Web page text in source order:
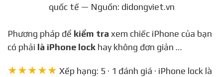
quốc tế — Nguồn: didongviet.vn
Phương pháp để kiểm tra xem chiếc iPhone của bạn
có phải là iPhone lock hay không đơn giản …
★★★★★ Xếp hạng: 5 · 1 đánh giá · iPhone lock là